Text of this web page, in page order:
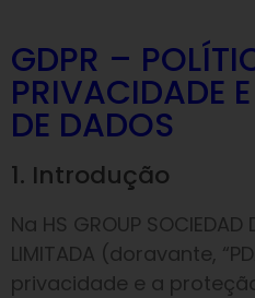
GDPR –
PRIVACIDADE
DE DADOS
1. Introdução
Na HS GROUP SOCIEDAD
LIMITADA (doravante,
privacidade e a